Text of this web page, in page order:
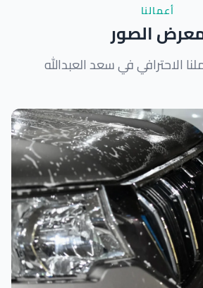
أعمالنا
الصور
الاحترافي في سعد العبدالله